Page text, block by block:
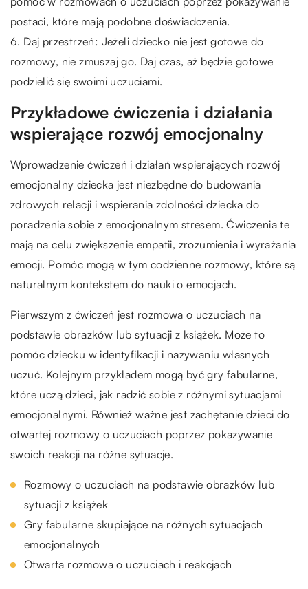
postaci, które mają podobne doświadczenia.
6. Daj przestrzeń: Jeżeli dziecko nie jest gotowe do
rozmowy, nie zmuszaj go. Daj czas, aż będzie gotowe
podzielić się swoimi uczuciami.
Przykładowe ćwiczenia i działania
wspierające rozwój emocjonalny
Wprowadzenie ćwiczeń i działań wspierających rozwój
emocjonalny dziecka jest niezbędne do budowania
zdrowych relacji i wspierania zdolności dziecka do
poradzenia sobie z emocjonalnym stresem. Ćwiczenia te
mają na celu zwiększenie empatii, zrozumienia i wyrażania
emocji. Pomóc mogą w tym codzienne rozmowy, które są
naturalnym kontekstem do nauki o emocjach.
Pierwszym z ćwiczeń jest rozmowa o uczuciach na
podstawie obrazków lub sytuacji z książek. Może to
pomóc dziecku w identyfikacji i nazywaniu własnych
uczuć. Kolejnym przykładem mogą być gry fabularne,
które uczą dzieci, jak radzić sobie z różnymi sytuacjami
emocjonalnymi. Również ważne jest zachętanie dzieci do
otwartej rozmowy o uczuciach poprzez pokazywanie
swoich reakcji na różne sytuacje.
Rozmowy o uczuciach na podstawie obrazków lub
sytuacji z książek
Gry fabularne skupiające na różnych sytuacjach
emocjonalnych
Otwarta rozmowa o uczuciach i reakcjach